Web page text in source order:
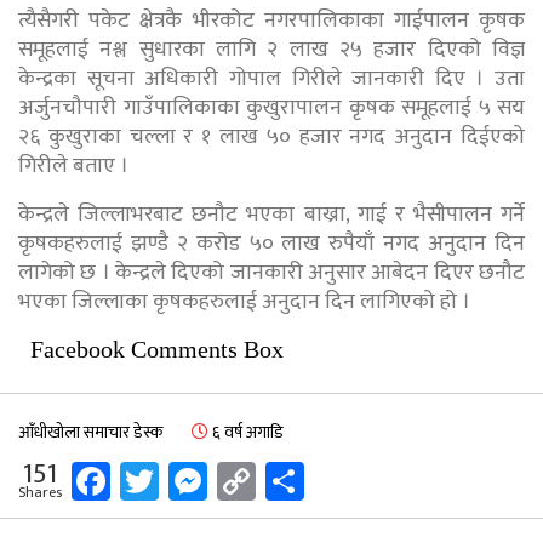
त्यैसैगरी पकेट क्षेत्रकै भीरकोट नगरपालिकाका गाईपालन कृषक
समूहलाई नश्ल सुधारका लागि २ लाख २५ हजार दिएको विज्ञ
केन्द्रका सूचना अधिकारी गोपाल गिरीले जानकारी दिए । उता
अर्जुनचौपारी गाउँपालिकाका कुखुरापालन कृषक समूहलाई ५ सय
२६ कुखुराका चल्ला र १ लाख ५० हजार नगद अनुदान दिईएको
गिरीले बताए ।
केन्द्रले जिल्लाभरबाट छनौट भएका बाख्रा, गाई र भैसीपालन गर्ने
कृषकहरुलाई झण्डै २ करोड ५० लाख रुपैयाँ नगद अनुदान दिन
लागेको छ । केन्द्रले दिएको जानकारी अनुसार आबेदन दिएर छनौट
भएका जिल्लाका कृषकहरुलाई अनुदान दिन लागिएको हो ।
Facebook Comments Box
आँधीखोला समाचार डेस्क ६ वर्ष अगाडि
151
Shares Facebook
Twitter
Messenger
Copy
Link